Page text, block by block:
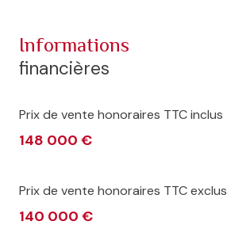
informations
financières
Prix de vente honoraires TTC inclus
148 000 €
Prix de vente honoraires TTC exclus
140 000 €